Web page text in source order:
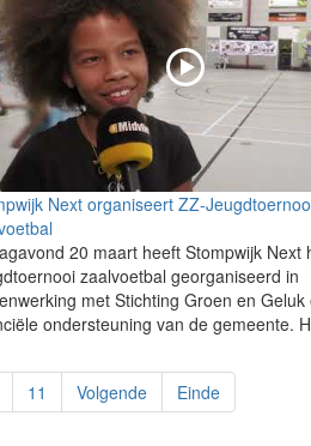
Next organiseert ZZ-
20 maart heeft Stompwijk Next
zaalvoetbal georganiseerd in
met Stichting Groen en Geluk
ondersteuning van de gemeente.
11 Volgende Einde